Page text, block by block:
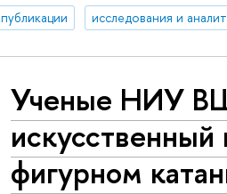
публикации исследования и
Ученые НИУ
искусственный
фигурном